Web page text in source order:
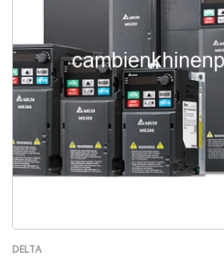
DELTA